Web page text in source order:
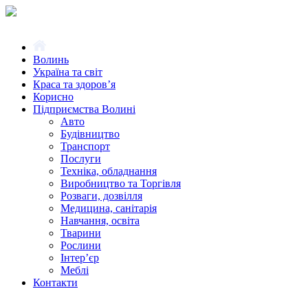
Волинь
Україна та світ
Краса та здоров’я
Корисно
Підприємства Волині
Авто
Будівництво
Транспорт
Послуги
Техніка, обладнання
Виробництво та Торгівля
Розваги, дозвілля
Медицина, санітарія
Навчання, освіта
Тварини
Рослини
Інтер’єр
Меблі
Контакти